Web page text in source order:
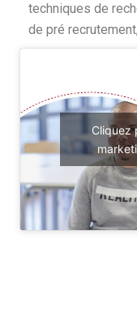
techniques de
de pré
Cliquez